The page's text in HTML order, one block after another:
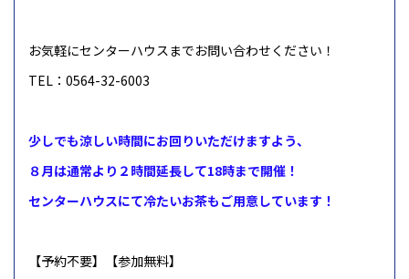
お気軽にセンターハウスまでお問い合わせください！
TEL：0564-32-6003
少しでも涼しい時間にお回りいただけますよう、
８月は通常より２時間延長して18時まで開催！
センターハウスにて冷たいお茶もご用意しています！
【予約不要】【参加無料】